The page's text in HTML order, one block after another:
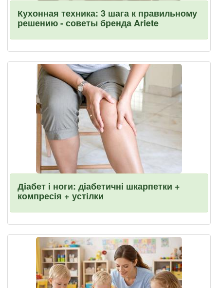
Кухонная техника: 3 шага к правильному
решению - советы бренда Ariete
Діабет і ноги: діабетичні шкарпетки +
компресія + устілки